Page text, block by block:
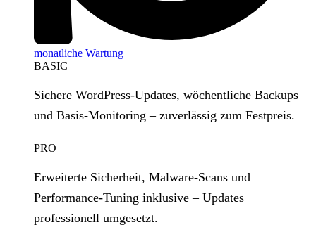
monatliche Wartung
BASIC
Sichere WordPress‑Updates, wöchentliche Backups
und Basis‑Monitoring – zuverlässig zum Festpreis.
PRO
Erweiterte Sicherheit, Malware‑Scans und
Performance‑Tuning inklusive – Updates
professionell umgesetzt.